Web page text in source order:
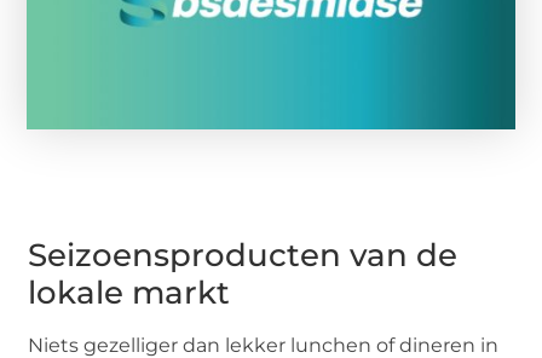
Seizoensproducten van de
lokale markt
Niets gezelliger dan lekker lunchen of dineren in